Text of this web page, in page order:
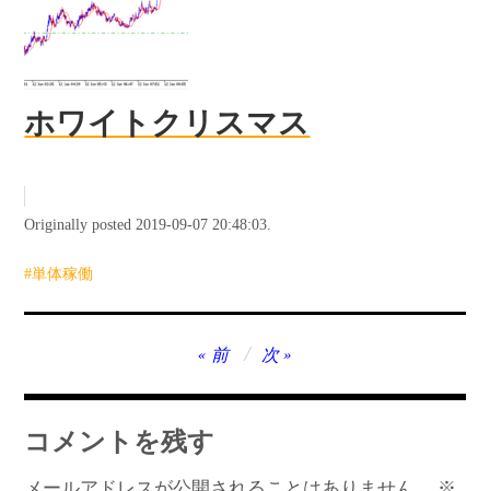
ホワイトクリスマス
Originally posted 2019-09-07 20:48:03.
単体稼働
稿
ビ
前 次
コメントを残す